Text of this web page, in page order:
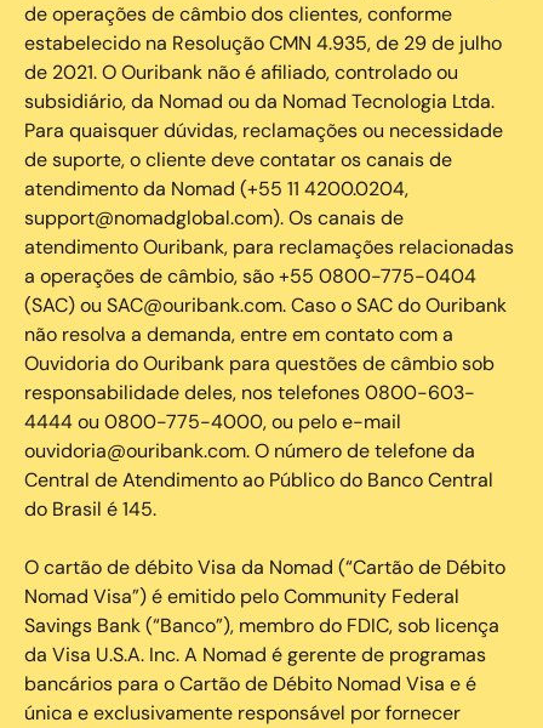
de operações de câmbio dos clientes, conforme
estabelecido na Resolução CMN 4.935, de 29 de julho
de 2021. O Ouribank não é afiliado, controlado ou
subsidiário, da Nomad ou da Nomad Tecnologia Ltda.
Para quaisquer dúvidas, reclamações ou necessidade
de suporte, o cliente deve contatar os canais de
atendimento da Nomad (+55 11 4200.0204,
support@nomadglobal.com). Os canais de
atendimento Ouribank, para reclamações relacionadas
a operações de câmbio, são +55 0800-775-0404
(SAC) ou SAC@ouribank.com. Caso o SAC do Ouribank
não resolva a demanda, entre em contato com a
Ouvidoria do Ouribank para questões de câmbio sob
responsabilidade deles, nos telefones 0800-603-
4444 ou 0800-775-4000, ou pelo e-mail
ouvidoria@ouribank.com. O número de telefone da
Central de Atendimento ao Público do Banco Central
do Brasil é 145.
O cartão de débito Visa da Nomad (“Cartão de Débito
Nomad Visa”) é emitido pelo Community Federal
Savings Bank (“Banco”), membro do FDIC, sob licença
da Visa U.S.A. Inc. A Nomad é gerente de programas
bancários para o Cartão de Débito Nomad Visa e é
única e exclusivamente responsável por fornecer